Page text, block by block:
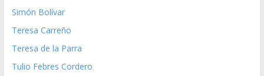
Simón Bolívar
Teresa Carreño
Teresa de la Parra
Tulio Febres Cordero